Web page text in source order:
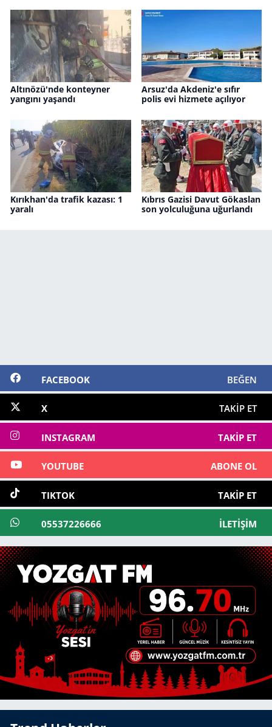
Altınözü'nde konteyner
yangını yaşandı
Arsuz'da Akdeniz'e sıfır
polis evi hizmete açılıyor
Kırıkhan'da trafik kazası: 1
yaralı
Kıbrıs Gazisi Davut Gökaslan
son yolculuğuna uğurlandı
FACEBOOK BEĞEN
X TAKIP ET
INSTAGRAM TAKIP ET
YOUTUBE ABONE OL
TIKTOK TAKIP ET
05537226666 İLETIŞIM